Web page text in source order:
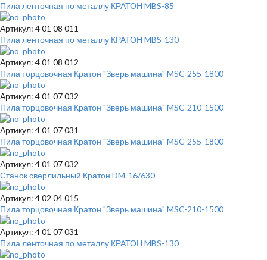
Пила ленточная по металлу КРАТОН MBS-85
Артикул: 4 01 08 011
Пила ленточная по металлу КРАТОН MBS-130
Артикул: 4 01 08 012
Пила торцовочная Кратон "Зверь машина" MSC-255-1800
Артикул: 4 01 07 032
Пила торцовочная Кратон "Зверь машина" MSC-210-1500
Артикул: 4 01 07 031
Пила торцовочная Кратон "Зверь машина" MSC-255-1800
Артикул: 4 01 07 032
Станок сверлильный Кратон DM-16/630
Артикул: 4 02 04 015
Пила торцовочная Кратон "Зверь машина" MSC-210-1500
Артикул: 4 01 07 031
Пила ленточная по металлу КРАТОН MBS-130